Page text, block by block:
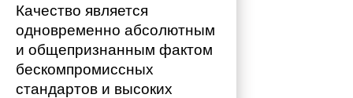
Качество является
одновременно абсолютным
и общепризнанным фактом
бескомпромиссных
стандартов и высоких